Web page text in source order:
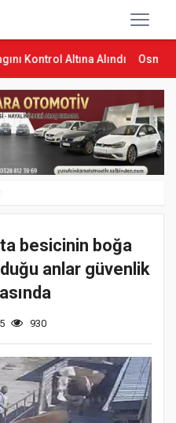
Altına Alındı Osmaniye’de
besicinin boğa
anlar güvenlik
930